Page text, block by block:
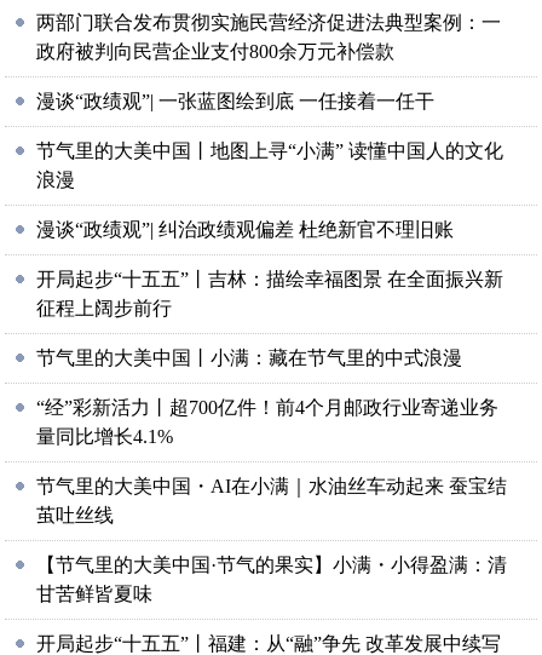
两部门联合发布贯彻实施民营经济促进法典型案例：一
政府被判向民营企业支付800余万元补偿款
漫谈“政绩观”| 一张蓝图绘到底 一任接着一任干
节气里的大美中国丨地图上寻“小满” 读懂中国人的文化
浪漫
漫谈“政绩观”| 纠治政绩观偏差 杜绝新官不理旧账
开局起步“十五五”丨吉林：描绘幸福图景 在全面振兴新
征程上阔步前行
节气里的大美中国丨小满：藏在节气里的中式浪漫
“经”彩新活力丨超700亿件！前4个月邮政行业寄递业务
量同比增长4.1%
节气里的大美中国・AI在小满｜水油丝车动起来 蚕宝结
茧吐丝线
【节气里的大美中国·节气的果实】小满・小得盈满：清
甘苦鲜皆夏味
开局起步“十五五”丨福建：从“融”争先 改革发展中续写